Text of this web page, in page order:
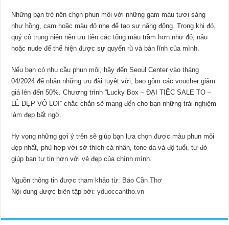
Những bạn trẻ nên chọn phun môi với những gam màu tươi sáng
như hồng, cam hoặc màu đỏ nhẹ để tạo sự năng động. Trong khi đó,
quý cô trung niên nên ưu tiên các tông màu trầm hơn như đỏ, nâu
hoặc nude để thể hiện được sự quyến rũ và bản lĩnh của mình.
Nếu bạn có nhu cầu phun môi, hãy đến Seoul Center vào tháng
04/2024 để nhận những ưu đãi tuyệt vời, bao gồm các voucher giảm
giá lên đến 50%. Chương trình “Lucky Box – ĐẠI TIỆC SALE TO –
LỄ ĐẸP VÔ LO!” chắc chắn sẽ mang đến cho bạn những trải nghiệm
làm đẹp bất ngờ.
Hy vọng những gợi ý trên sẽ giúp bạn lựa chọn được màu phun môi
đẹp nhất, phù hợp với sở thích cá nhân, tone da và độ tuổi, từ đó
giúp bạn tự tin hơn với vẻ đẹp của chính mình.
Nguồn thông tin được tham khảo từ: Báo Cần Thơ
Nội dung được biên tập bởi:yduoccantho.vn